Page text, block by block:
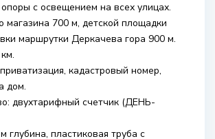
с освещением на всех улицах.
магазина 700 м, детской площадки
маршрутки Деркачева гора 900 м.
кадастровый номер,
дом.
двухтарифный счетчик (ДЕНЬ-
глубина, пластиковая труба с